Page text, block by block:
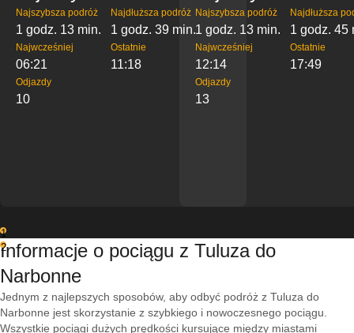
Najszybsza podróż
1 godz. 13 min.
Najdłuższa podróż
1 godz. 39 min.
Najwcześniej
06:21
Ostatnie
11:18
Odjazdy
10
Najszybsza podróż
1 godz. 13 min.
Najdłuższa
1 godz. 45
Najwcześniej
12:14
Ostatnie
17:49
Odjazdy
13
1
2
Informacje o pociągu z Tuluza do
Narbonne
Jednym z najlepszych sposobów, aby odbyć podróż z Tuluza do
Narbonne jest skorzystanie z szybkiego i nowoczesnego pociągu.
Wszystkie pociągi dużych prędkości kursujące między miastami